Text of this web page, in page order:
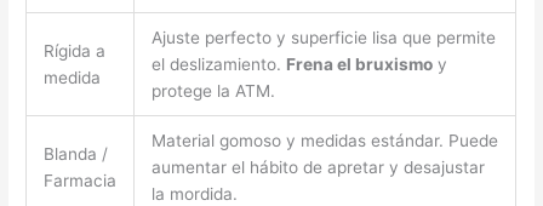
Rígida a
medida
Ajuste perfecto y superficie lisa que permite
el deslizamiento. Frena el bruxismoy
protege la ATM.
Blanda /
Farmacia
Material gomoso y medidas estándar. Puede
aumentar el hábito de apretar y desajustar
la mordida.